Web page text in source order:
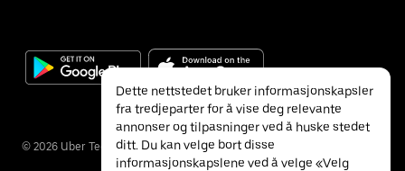
© 2026 Uber Technologies Inc.
Dette nettstedet bruker informasjonskapsler
fra tredjeparter for å vise deg relevante
annonser og tilpasninger ved å huske stedet
ditt. Du kan velge bort disse
informasjonskapslene ved å velge «Velg